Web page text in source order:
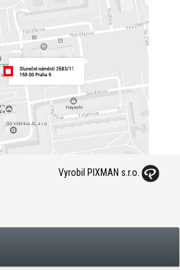
Vyrobil PIXMAN s.r.o.